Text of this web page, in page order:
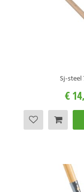
Sj-steel
€ 14